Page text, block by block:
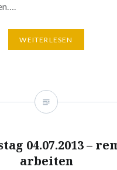
WEITERLESEN
04.07.2013 –
arbeiten